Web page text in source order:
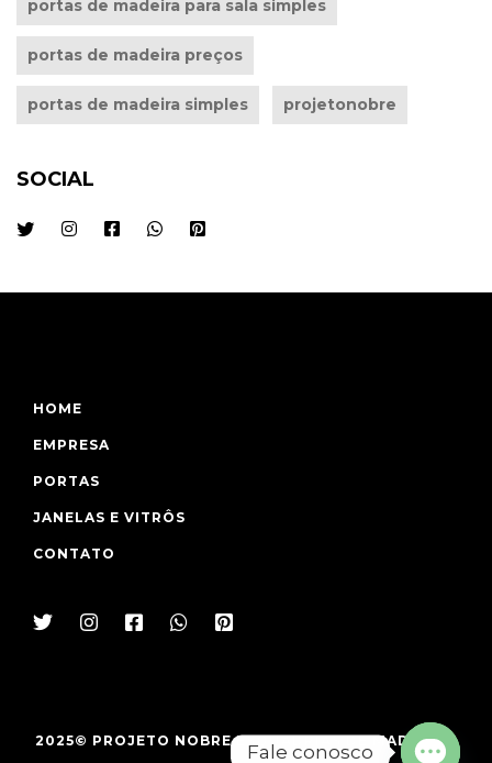
portas de madeira para sala simples
portas de madeira preços
portas de madeira simples projetonobre
SOCIAL
HOME
EMPRESA
PORTAS
JANELAS E VITRÔS
CONTATO
2025© PROJETO NOBRE ESQUADRIAS DE MADEIRA -
Fale conosco